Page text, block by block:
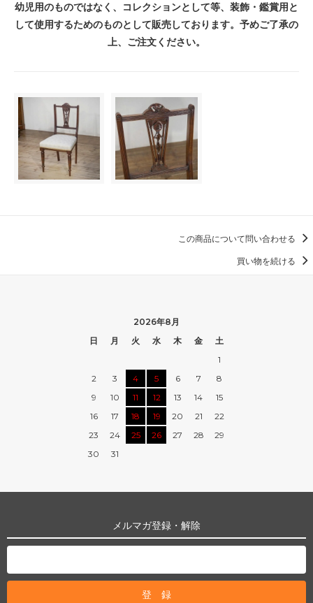
幼児用のものではなく、コレクションとして等、装飾・鑑賞用と
して使用するためのものとして販売しております。予めご了承の
上、ご注文ください。
この商品について問い合わせる
買い物を続ける
2026年8月
日
月 火 水 木 金
土
1
2
3 4 5 6 7
8
9
10 11 12 13 14
15
16
17 18 19 20 21
22
23
24 25 26 27 28
29
30
31
メルマガ登録・解除